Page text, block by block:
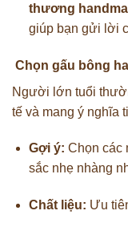
thương
giúp bạn gửi lời
Chọn gấu bông
Người lớn tuổi
tế và mang ý nghĩa
Gợi ý: Chọn các
sắc nhẹ nhàng
Chất liệu: Ưu